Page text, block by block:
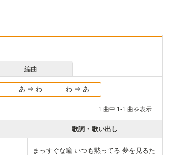
編曲
あ ⇒ わ わ ⇒ あ
1 曲中 1-1 曲を表示
歌詞・歌い出し
まっすぐな瞳 いつも黙ってる 夢を見るた